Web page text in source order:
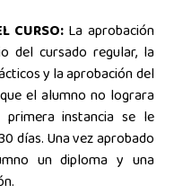
CURSO: La aprobación
del cursado regular, la
y la aprobación del
el alumno no lograra
instancia se le
días. Una vez aprobado
un diploma y una